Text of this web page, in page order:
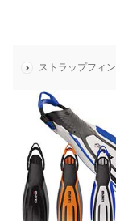
ストラップフィン